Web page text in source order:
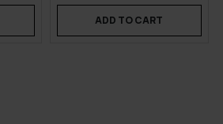
ADD TO CART